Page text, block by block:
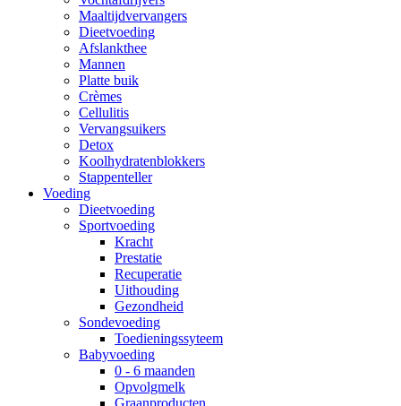
Maaltijdvervangers
Dieetvoeding
Afslankthee
Mannen
Platte buik
Crèmes
Cellulitis
Vervangsuikers
Detox
Koolhydratenblokkers
Stappenteller
Voeding
Dieetvoeding
Sportvoeding
Kracht
Prestatie
Recuperatie
Uithouding
Gezondheid
Sondevoeding
Toedieningssyteem
Babyvoeding
0 - 6 maanden
Opvolgmelk
Graanproducten